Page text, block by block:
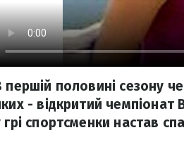
першій половині сезону
- відкритий чемпіонат
грі спортсменки настав